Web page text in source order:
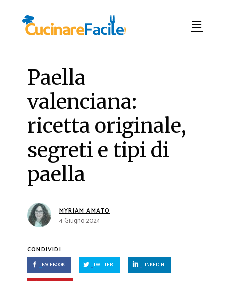
Paella
valenciana:
ricetta originale,
segreti e tipi di
paella
MYRIAM AMATO
4 Giugno 2024
CONDIVIDI:
FACEBOOK TWITTER LINKEDIN